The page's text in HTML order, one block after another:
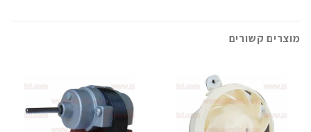
מוצרים קשורים